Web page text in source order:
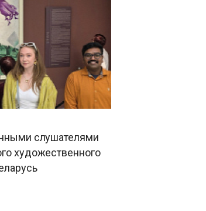
слушателями
художественного